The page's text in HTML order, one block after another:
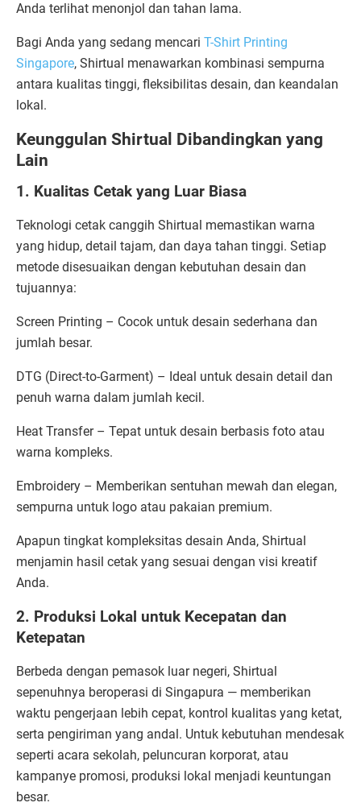
Anda terlihat menonjol dan tahan lama.
Bagi Anda yang sedang mencari T-Shirt Printing
Singapore, Shirtual menawarkan kombinasi sempurna
antara kualitas tinggi, fleksibilitas desain, dan keandalan
lokal.
Keunggulan Shirtual Dibandingkan yang
Lain
1. Kualitas Cetak yang Luar Biasa
Teknologi cetak canggih Shirtual memastikan warna
yang hidup, detail tajam, dan daya tahan tinggi. Setiap
metode disesuaikan dengan kebutuhan desain dan
tujuannya:
Screen Printing – Cocok untuk desain sederhana dan
jumlah besar.
DTG (Direct-to-Garment) – Ideal untuk desain detail dan
penuh warna dalam jumlah kecil.
Heat Transfer – Tepat untuk desain berbasis foto atau
warna kompleks.
Embroidery – Memberikan sentuhan mewah dan elegan,
sempurna untuk logo atau pakaian premium.
Apapun tingkat kompleksitas desain Anda, Shirtual
menjamin hasil cetak yang sesuai dengan visi kreatif
Anda.
2. Produksi Lokal untuk Kecepatan dan
Ketepatan
Berbeda dengan pemasok luar negeri, Shirtual
sepenuhnya beroperasi di Singapura — memberikan
waktu pengerjaan lebih cepat, kontrol kualitas yang ketat,
serta pengiriman yang andal. Untuk kebutuhan mendesak
seperti acara sekolah, peluncuran korporat, atau
kampanye promosi, produksi lokal menjadi keuntungan
besar.